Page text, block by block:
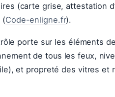
(carte grise, attestation
(Code-enligne.fr).
porte sur les éléments
de tous les feux,
et propreté des vitres et